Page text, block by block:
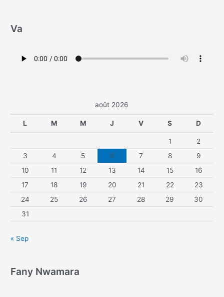
Va
août 2026
L M M J V S D
1
2
3
4 5 6 7 8
9
10
11 12 13 14 15
16
17
18 19 20 21 22
23
24
25 26 27 28 29
30
31
« Sep
Fany Nwamara